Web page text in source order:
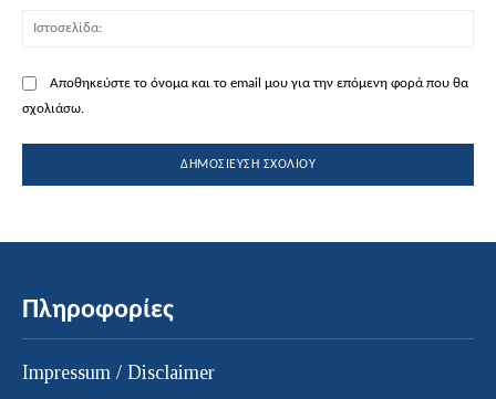
Αποθηκεύστε το όνομα και το email μου για την επόμενη φορά που θα
σχολιάσω.
Πληροφορίες
Impressum / Disclaimer